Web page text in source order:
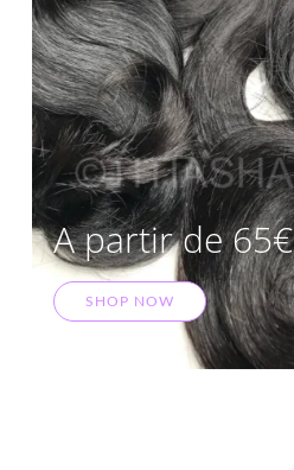
A partir de 65€
SHOP NOW